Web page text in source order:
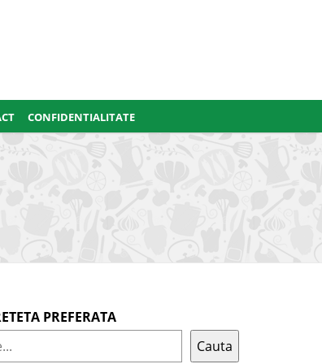
CONFIDENTIALITATE
PREFERATA
Cauta